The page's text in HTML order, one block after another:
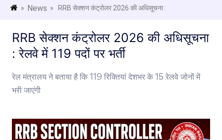
» News » RRB सेक्शन कंट्रोलर 2026 की अधिसूचना :
RRB सेक्शन कंट्रोलर 2026 की अधिसूचना
: रेलवे में 119 पदों पर भर्ती
रेल मंत्रालय ने बताया है कि 119 रिक्तियां देशभर के 15 रेलवे जोनों में
भरी जाएंगी